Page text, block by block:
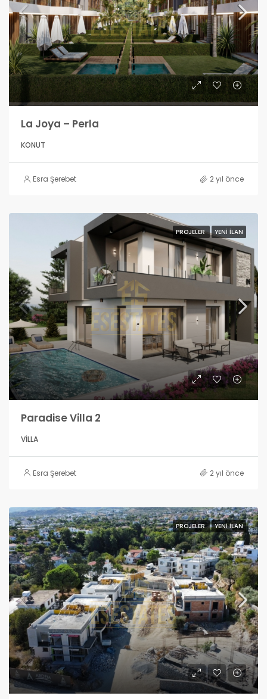
La Joya – Perla
KONUT
Esra Şerebet 2 yıl önce
PROJELER YENI İLAN
Paradise Villa 2
VILLA
Esra Şerebet 2 yıl önce
PROJELER YENI İLAN